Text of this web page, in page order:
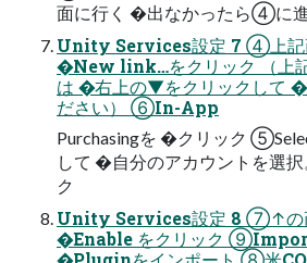
面に行く �出なかったら④に
Unity Services設定 7 ④上記
�New link…をクリック （上
は �右上の▼をクリックして
ださい） ⑥In-App
Purchasingを �クリック
して �自分のアカウントを選
ク
Unity Services設定 8 ⑦↑の
�Enable をクリック ⑨Import